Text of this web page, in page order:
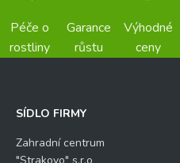
Péče o
rostliny
Garance
růstu
Výhodné
ceny
SÍDLO FIRMY
Zahradní centrum
"Strakovo" s.r.o